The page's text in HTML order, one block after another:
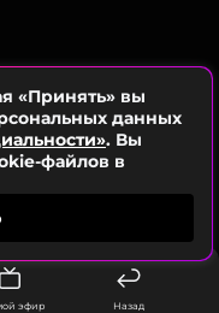
эфир Назад
событий
«Принять» вы
данных
. Вы
файлов в